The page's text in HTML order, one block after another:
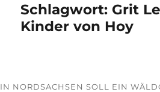
Schlagwort: Grit
Kinder von Hoy
IN NORDSACHSEN SOLL EIN